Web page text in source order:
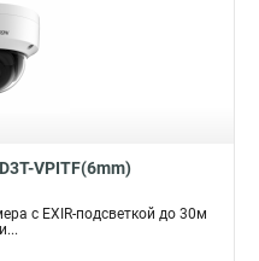
VPITF(6mm)
с EXIR-подсветкой до 30м